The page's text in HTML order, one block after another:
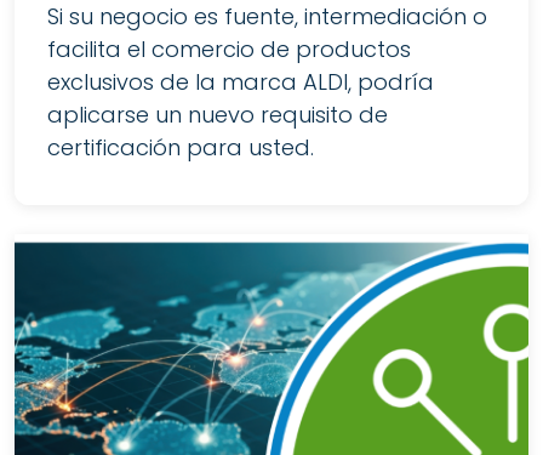
Si su negocio es fuente, intermediación o
facilita el comercio de productos
exclusivos de la marca ALDI, podría
aplicarse un nuevo requisito de
certificación para usted.